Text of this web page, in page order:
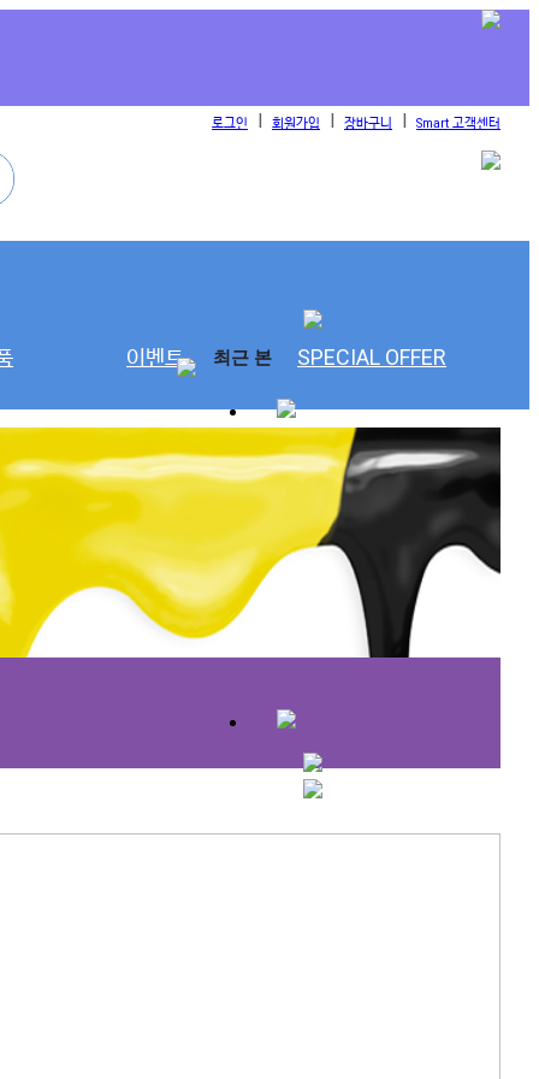
최근 본
로그인 l 회원가입 l 장바구니 l Smart 고객센터
이벤트 SPECIAL OFFER